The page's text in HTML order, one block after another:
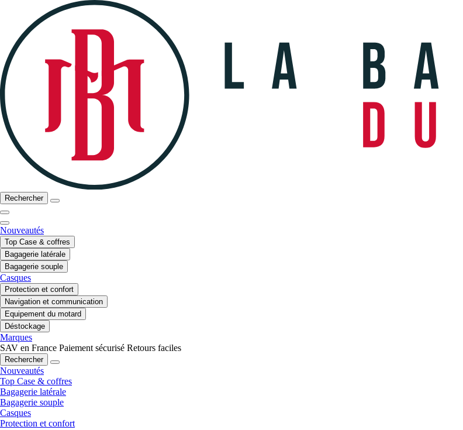
Rechercher
Nouveautés
Top Case & coffres
Bagagerie latérale
Bagagerie souple
Casques
Protection et confort
Navigation et communication
Equipement du motard
Déstockage
Marques
SAV en France Paiement sécurisé Retours faciles
Rechercher
Nouveautés
Top Case & coffres
Bagagerie latérale
Bagagerie souple
Casques
Protection et confort